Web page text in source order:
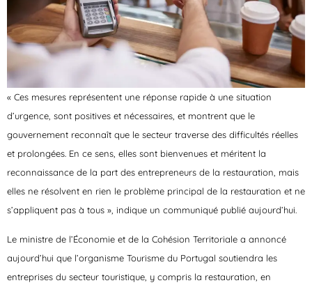
« Ces mesures représentent une réponse rapide à une situation
d’urgence, sont positives et nécessaires, et montrent que le
gouvernement reconnaît que le secteur traverse des difficultés réelles
et prolongées. En ce sens, elles sont bienvenues et méritent la
reconnaissance de la part des entrepreneurs de la restauration, mais
elles ne résolvent en rien le problème principal de la restauration et ne
s’appliquent pas à tous », indique un communiqué publié aujourd’hui.
Le ministre de l’Économie et de la Cohésion Territoriale a annoncé
aujourd’hui que l’organisme Tourisme du Portugal soutiendra les
entreprises du secteur touristique, y compris la restauration, en